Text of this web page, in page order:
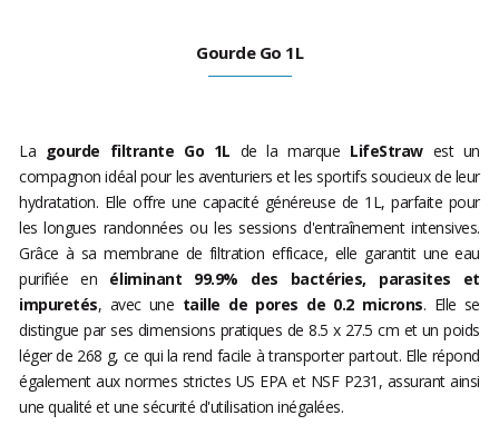
Gourde Go 1L
La gourde filtrante Go 1L de la marque LifeStrawest un
compagnon idéal pour les aventuriers et les sportifs soucieux de leur
hydratation. Elle offre une capacité généreuse de 1L, parfaite pour
les longues randonnées ou les sessions d'entraînement intensives.
Grâce à sa membrane de filtration efficace, elle garantit une eau
purifiée en éliminant 99.9% des bactéries, parasites et
impuretés, avec une taille de pores de 0.2 microns. Elle se
distingue par ses dimensions pratiques de 8.5 x 27.5 cm et un poids
léger de 268 g, ce qui la rend facile à transporter partout. Elle répond
également aux normes strictes US EPA et NSF P231, assurant ainsi
une qualité et une sécurité d'utilisation inégalées.